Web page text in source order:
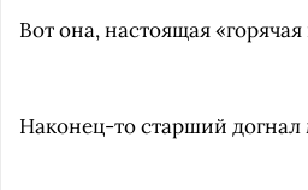
Вот она, настоящая «горячая
Наконец-то старший догнал